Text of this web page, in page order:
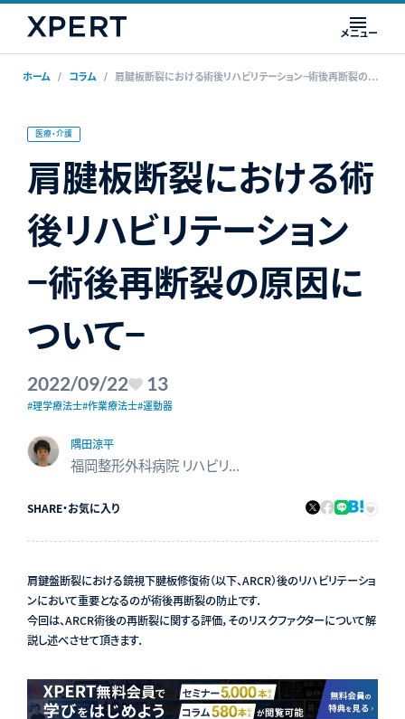
メニュー
ホーム コラム 肩腱板断裂における術後リハビリテーション−術後再断裂の原因について−
医療・介護
肩腱板断裂における術
後リハビリテーション
−術後再断裂の原因に
ついて−
2022/09/22 13
#理学療法士#作業療法士#運動器
隅田涼平
福岡整形外科病院 リハビリテーション科
SHARE・お気に入り
肩鍵盤断裂における鏡視下腱板修復術（以下、ARCR）後のリハビリテーショ
ンにおいて重要となるのが術後再断裂の防止です．
今回は、ARCR術後の再断裂に関する評価，そのリスクファクターについて解
説し述べさせて頂きます．